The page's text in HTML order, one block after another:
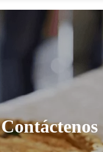
Contáctenos